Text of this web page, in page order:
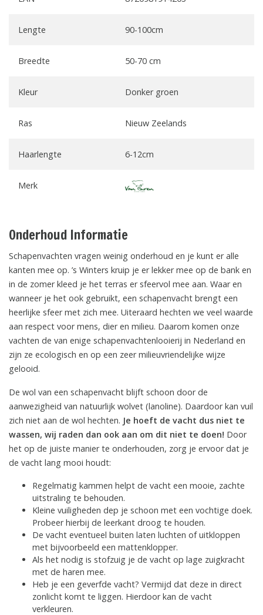
Lengte 90-100cm
Breedte 50-70 cm
Kleur Donker groen
Ras Nieuw Zeelands
Haarlengte 6-12cm
Merk
Onderhoud Informatie
Schapenvachten vragen weinig onderhoud en je kunt er alle
kanten mee op. ’s Winters kruip je er lekker mee op de bank en
in de zomer kleed je het terras er sfeervol mee aan. Waar en
wanneer je het ook gebruikt, een schapenvacht brengt een
heerlijke sfeer met zich mee. Uiteraard hechten we veel waarde
aan respect voor mens, dier en milieu. Daarom komen onze
vachten de van enige schapenvachtenlooierij in Nederland en
zijn ze ecologisch en op een zeer milieuvriendelijke wijze
gelooid.
De wol van een schapenvacht blijft schoon door de
aanwezigheid van natuurlijk wolvet (lanoline). Daardoor kan vuil
zich niet aan de wol hechten. Je hoeft de vacht dus niet te
wassen, wij raden dan ook aan om dit niet te doen! Door
het op de juiste manier te onderhouden, zorg je ervoor dat je
de vacht lang mooi houdt:
Regelmatig kammen helpt de vacht een mooie, zachte
uitstraling te behouden.
Kleine vuiligheden dep je schoon met een vochtige doek.
Probeer hierbij de leerkant droog te houden.
De vacht eventueel buiten laten luchten of uitkloppen
met bijvoorbeeld een mattenklopper.
Als het nodig is stofzuig je de vacht op lage zuigkracht
met de haren mee.
Heb je een geverfde vacht? Vermijd dat deze in direct
zonlicht komt te liggen. Hierdoor kan de vacht
verkleuren.